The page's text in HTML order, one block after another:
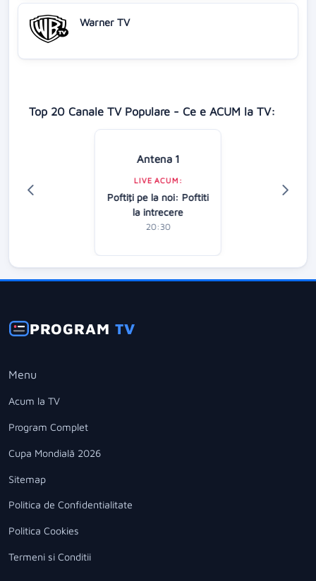
Warner TV
Top 20 Canale TV Populare - Ce e ACUM la TV:
Antena 1
LIVE ACUM:
Poftiţi pe la noi: Poftiti
la intrecere
20:30
PROGRAMTV
Menu
Acum la TV
Program Complet
Cupa Mondială 2026
Sitemap
Politica de Confidentialitate
Politica Cookies
Termeni si Conditii